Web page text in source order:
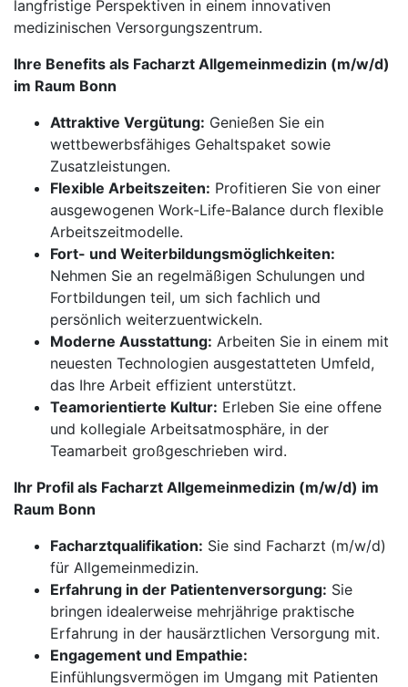
langfristige Perspektiven in einem innovativen
medizinischen Versorgungszentrum.
Ihre Benefits als Facharzt Allgemeinmedizin (m/w/d)
im Raum Bonn
Attraktive Vergütung: Genießen Sie ein
wettbewerbsfähiges Gehaltspaket sowie
Zusatzleistungen.
Flexible Arbeitszeiten: Profitieren Sie von einer
ausgewogenen Work-Life-Balance durch flexible
Arbeitszeitmodelle.
Fort- und Weiterbildungsmöglichkeiten:
Nehmen Sie an regelmäßigen Schulungen und
Fortbildungen teil, um sich fachlich und
persönlich weiterzuentwickeln.
Moderne Ausstattung: Arbeiten Sie in einem mit
neuesten Technologien ausgestatteten Umfeld,
das Ihre Arbeit effizient unterstützt.
Teamorientierte Kultur: Erleben Sie eine offene
und kollegiale Arbeitsatmosphäre, in der
Teamarbeit großgeschrieben wird.
Ihr Profil als Facharzt Allgemeinmedizin (m/w/d) im
Raum Bonn
Facharztqualifikation: Sie sind Facharzt (m/w/d)
für Allgemeinmedizin.
Erfahrung in der Patientenversorgung: Sie
bringen idealerweise mehrjährige praktische
Erfahrung in der hausärztlichen Versorgung mit.
Engagement und Empathie:
Einfühlungsvermögen im Umgang mit Patienten